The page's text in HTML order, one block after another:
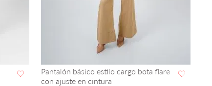
Pantalón básico estilo cargo bota flare
con ajuste en cintura